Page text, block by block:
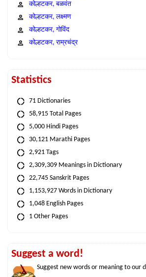
कोल्हटकर, बळवंत
कोल्हटकर, लक्ष्मण
कोल्हटकर, गोविंद
कोल्हटकर, राम्रचंद्र
Statistics
71 Dictionaries
58,915 Total Pages
5,000 Hindi Pages
30,121 Marathi Pages
2,921 Tags
2,309,309 Meanings in Dictionary
22,745 Sanskrit Pages
1,153,927 Words in Dictionary
1,048 English Pages
1 Other Pages
Suggest a word!
Suggest new words or meaning to our